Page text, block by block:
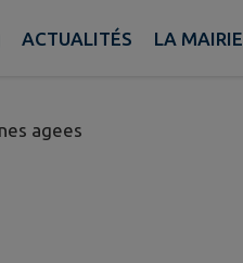
ACTUALITÉS LA MAIRIE
agees